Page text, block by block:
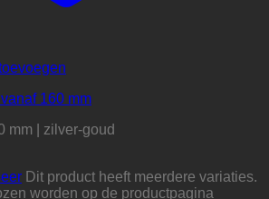
160 mm
mm | zilver-goud
Dit product heeft meerdere variaties.
worden op de productpagina